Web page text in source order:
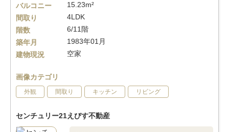
バルコニー
15.23m²
間取り
4LDK
階数
6/11階
築年月
1983年01月
建物現況
空家
画像カテゴリ
外観 間取り キッチン リビング
センチュリー21えびす不動産